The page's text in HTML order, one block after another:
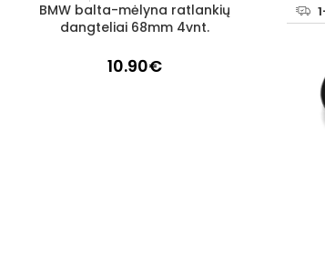
1–3 D. D.
Į KREPŠELĮBMW balta-mėlyna ratlankių
dangteliai 68mm 4vnt.
10.90€
Į